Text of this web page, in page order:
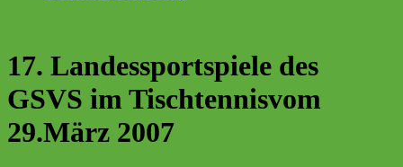
17. Landessportspiele des
GSVS im Tischtennisvom
29.März 2007